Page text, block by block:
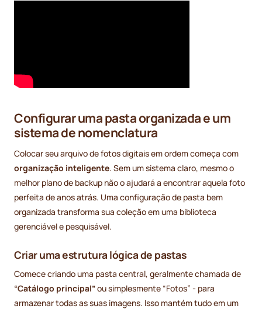
Configurar uma pasta organizada e um
sistema de nomenclatura
Colocar seu arquivo de fotos digitais em ordem começa com
organização inteligente. Sem um sistema claro, mesmo o
melhor plano de backup não o ajudará a encontrar aquela foto
perfeita de anos atrás. Uma configuração de pasta bem
organizada transforma sua coleção em uma biblioteca
gerenciável e pesquisável.
Criar uma estrutura lógica de pastas
Comece criando uma pasta central, geralmente chamada de
“Catálogo principal”ou simplesmente “Fotos” - para
armazenar todas as suas imagens. Isso mantém tudo em um